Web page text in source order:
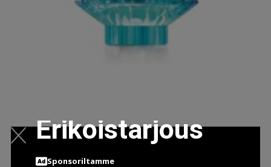
Erikoistarjous
Sponsoriltamme